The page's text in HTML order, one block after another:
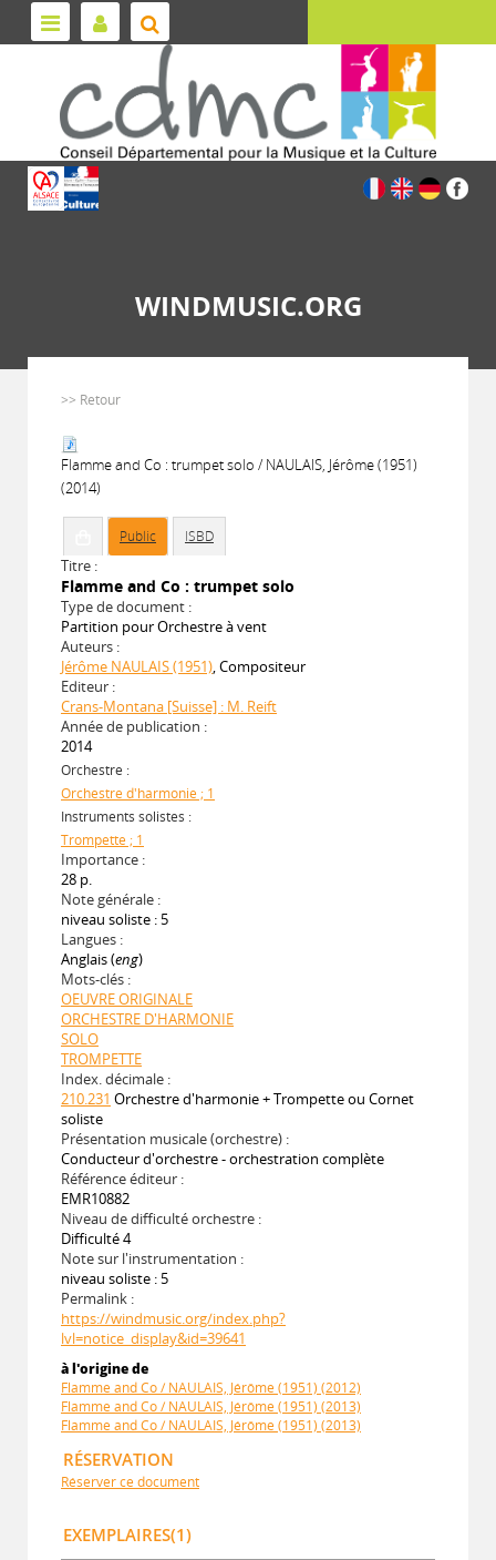
WINDMUSIC.ORG
>> Retour
Flamme and Co : trumpet solo / NAULAIS, Jérôme (1951)
(2014)
Public ISBD
Titre :
Flamme and Co : trumpet solo
Type de document :
Partition pour Orchestre à vent
Auteurs :
Jérôme NAULAIS (1951), Compositeur
Editeur :
Crans-Montana [Suisse] : M. Reift
Année de publication :
2014
Orchestre :
Orchestre d'harmonie ; 1
Instruments solistes :
Trompette ; 1
Importance :
28 p.
Note générale :
niveau soliste : 5
Langues :
Anglais (eng)
Mots-clés :
OEUVRE ORIGINALE
ORCHESTRE D'HARMONIE
SOLO
TROMPETTE
Index. décimale :
210.231 Orchestre d'harmonie + Trompette ou Cornet
soliste
Présentation musicale (orchestre) :
Conducteur d'orchestre - orchestration complète
Référence éditeur :
EMR10882
Niveau de difficulté orchestre :
Difficulté 4
Note sur l'instrumentation :
niveau soliste : 5
Permalink :
https://windmusic.org/index.php?
lvl=notice_display&id=39641
à l'origine de
Flamme and Co / NAULAIS, Jérôme (1951) (2012)
Flamme and Co / NAULAIS, Jérôme (1951) (2013)
Flamme and Co / NAULAIS, Jérôme (1951) (2013)
RÉSERVATION
Réserver ce document
EXEMPLAIRES(1)